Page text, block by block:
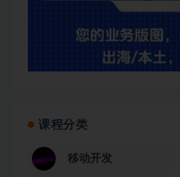
课程分类
移动开发